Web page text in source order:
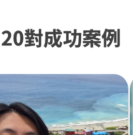
20對成功案例